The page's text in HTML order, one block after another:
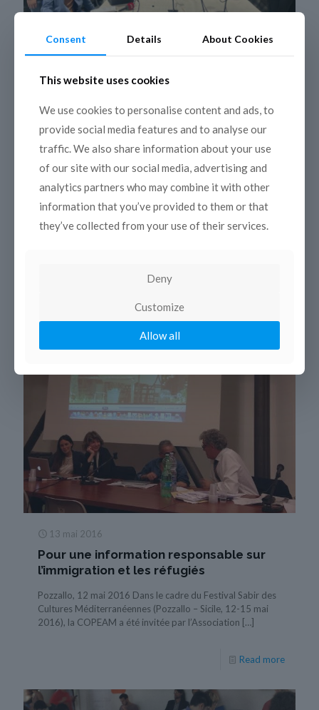
« Effective Reporting on Migration » – un
atelier international de formation pour
journalistes
Belgrade (Serbie), 20-22 février Du 20 au 22 février 2023,
un groupe international de journalistes ayant une
expérience préalable dans le reportage sur la migration
s’est[…]
13 mai 2016
Pour une information responsable sur
l’immigration et les réfugiés
Pozzallo, 12 mai 2016 Dans le cadre du Festival Sabir des
Cultures Méditerranéennes (Pozzallo – Sicile, 12-15 mai
2016), la COPEAM a été invitée par l’Association […]
Read more
Consent Details About Cookies
This website uses cookies
We use cookies to personalise content and ads, to
provide social media features and to analyse our
traffic. We also share information about your use
of our site with our social media, advertising and
analytics partners who may combine it with other
information that you’ve provided to them or that
they’ve collected from your use of their services.
Deny
Customize
Allow all